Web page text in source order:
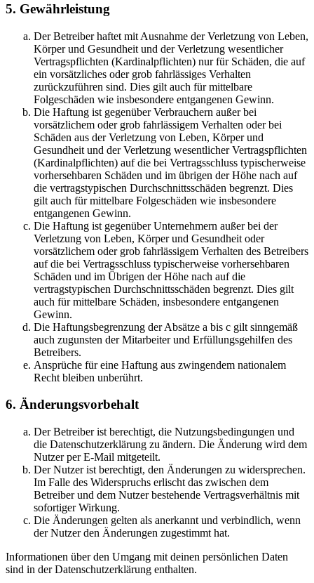
5. Gewährleistung
Der Betreiber haftet mit Ausnahme der Verletzung von Leben,
Körper und Gesundheit und der Verletzung wesentlicher
Vertragspflichten (Kardinalpflichten) nur für Schäden, die auf
ein vorsätzliches oder grob fahrlässiges Verhalten
zurückzuführen sind. Dies gilt auch für mittelbare
Folgeschäden wie insbesondere entgangenen Gewinn.
Die Haftung ist gegenüber Verbrauchern außer bei
vorsätzlichem oder grob fahrlässigem Verhalten oder bei
Schäden aus der Verletzung von Leben, Körper und
Gesundheit und der Verletzung wesentlicher Vertragspflichten
(Kardinalpflichten) auf die bei Vertragsschluss typischerweise
vorhersehbaren Schäden und im übrigen der Höhe nach auf
die vertragstypischen Durchschnittsschäden begrenzt. Dies
gilt auch für mittelbare Folgeschäden wie insbesondere
entgangenen Gewinn.
Die Haftung ist gegenüber Unternehmern außer bei der
Verletzung von Leben, Körper und Gesundheit oder
vorsätzlichem oder grob fahrlässigem Verhalten des Betreibers
auf die bei Vertragsschluss typischerweise vorhersehbaren
Schäden und im Übrigen der Höhe nach auf die
vertragstypischen Durchschnittsschäden begrenzt. Dies gilt
auch für mittelbare Schäden, insbesondere entgangenen
Gewinn.
Die Haftungsbegrenzung der Absätze a bis c gilt sinngemäß
auch zugunsten der Mitarbeiter und Erfüllungsgehilfen des
Betreibers.
Ansprüche für eine Haftung aus zwingendem nationalem
Recht bleiben unberührt.
6. Änderungsvorbehalt
Der Betreiber ist berechtigt, die Nutzungsbedingungen und
die Datenschutzerklärung zu ändern. Die Änderung wird dem
Nutzer per E-Mail mitgeteilt.
Der Nutzer ist berechtigt, den Änderungen zu widersprechen.
Im Falle des Widerspruchs erlischt das zwischen dem
Betreiber und dem Nutzer bestehende Vertragsverhältnis mit
sofortiger Wirkung.
Die Änderungen gelten als anerkannt und verbindlich, wenn
der Nutzer den Änderungen zugestimmt hat.
Informationen über den Umgang mit deinen persönlichen Daten
sind in der Datenschutzerklärung enthalten.